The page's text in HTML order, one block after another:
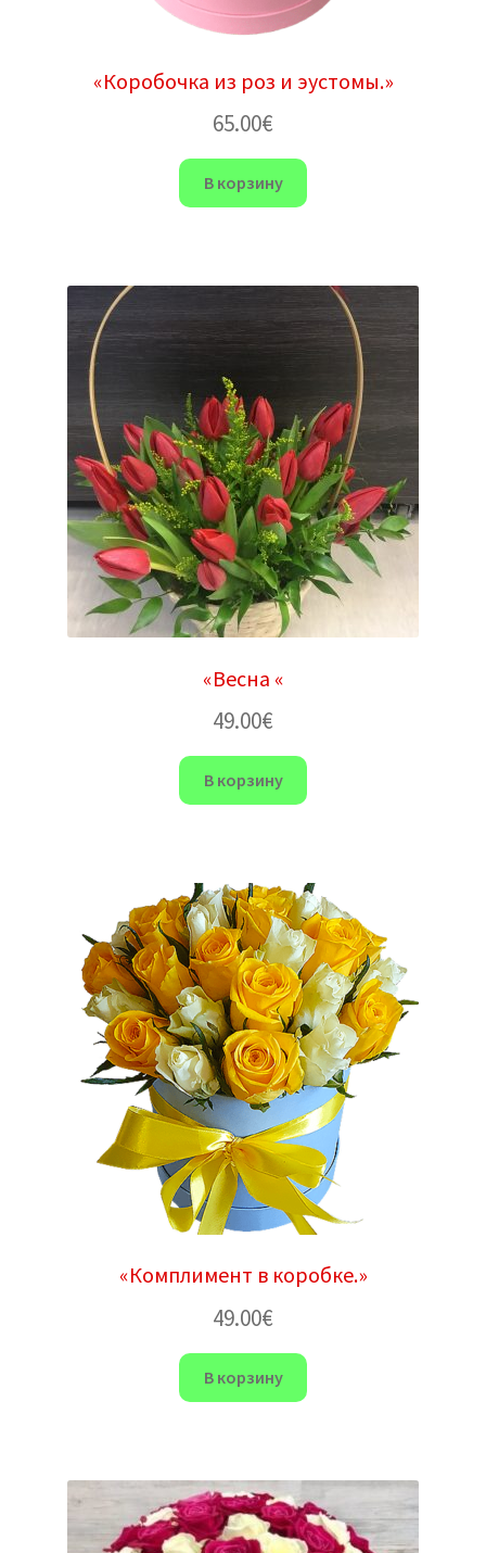
«Коробочка из роз и эустомы.»
65.00€
В корзину
«Весна «
49.00€
В корзину
«Комплимент в коробке.»
49.00€
В корзину